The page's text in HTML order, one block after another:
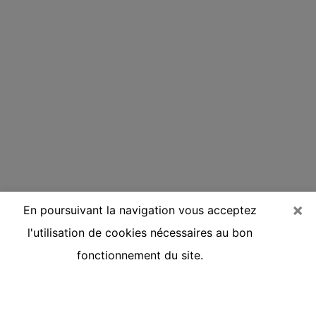
×
En poursuivant la navigation vous acceptez
l'utilisation de cookies nécessaires au bon
fonctionnement du site.